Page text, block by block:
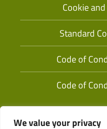
We value your privacy
Cookie
Standard
Code of
Code of